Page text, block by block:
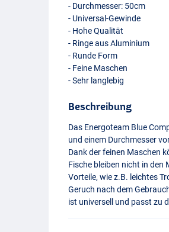
- Durchmesser: 50cm
- Universal-Gewinde
- Hohe Qualität
- Ringe aus Aluminium
- Runde Form
- Feine Maschen
- Sehr langlebig
Beschreibung
Das Energoteam Blue
und einem Durchmesser
Dank der feinen Maschen
Fische bleiben nicht in den
Vorteile, wie z.B. leichtes
Geruch nach dem
ist universell und passt zu